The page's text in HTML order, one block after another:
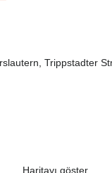
Trippstadter
Haritayı göster